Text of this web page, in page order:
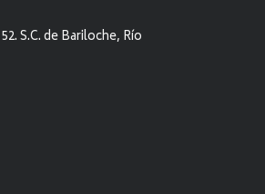
S.C. de Bariloche, Río